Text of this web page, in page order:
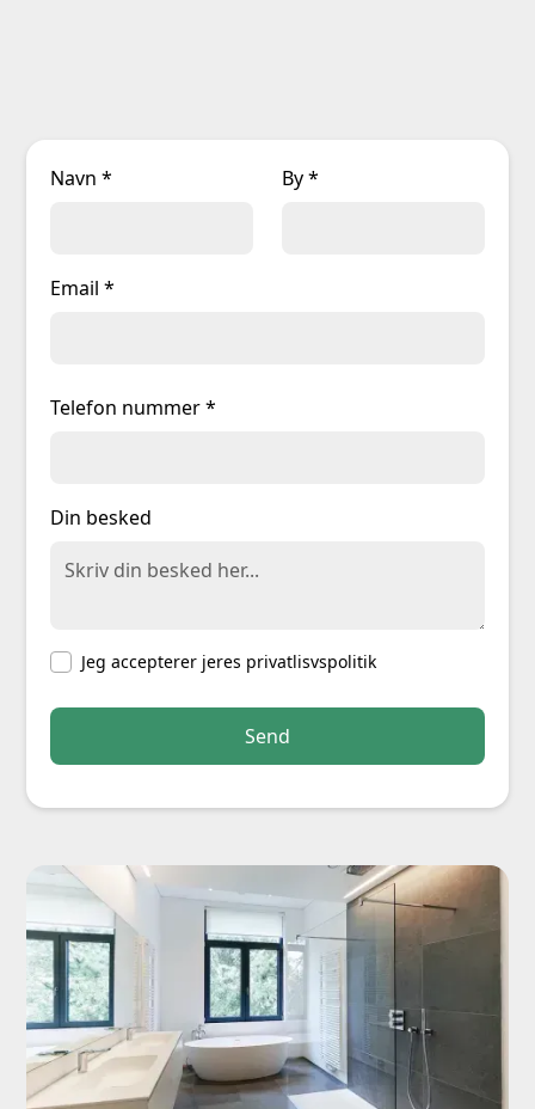
Navn * By *
Email *
Telefon nummer *
Din besked
Jeg accepterer jeres privatlisvspolitik